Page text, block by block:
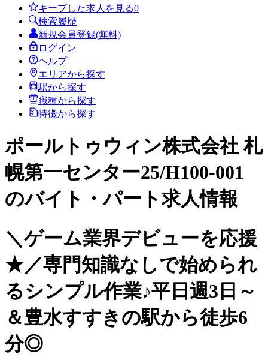
キープした求人を見る0
検索履歴
新規会員登録(無料)
ログイン
ヘルプ
エリアから探す
駅から探す
職種から探す
特徴から探す
ポールトゥウィン株式会社 札
幌第一センター25/H100-001
のバイト・パート求人情報
＼ゲーム業界デビューを応援
★／専門知識なしで始められ
るシンプル作業♪平日週3日～
＆豊水すすきの駅から徒歩6
分◎